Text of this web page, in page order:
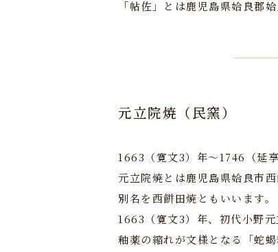
「帖佐」とは鹿児島県姶良郡
元立院焼（民窯）
1663（寛文3）年～1746（延
元立院焼とは鹿児島県姶良市
別名を西餅田焼ともいいます。
1663（寛文3）年、初代小野元
釉薬の縮れが文様となる「蛇蝎